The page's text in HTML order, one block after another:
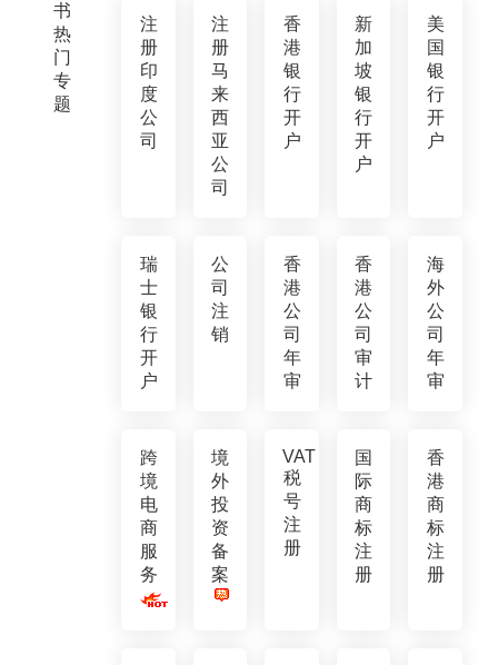
书
热
门
专
题
注
册
印
度
公
司
注
册
马
来
西
亚
公
司
香
港
银
行
开
户
新
加
坡
银
行
开
户
美
国
银
行
开
户
瑞
士
银
行
开
户
公
司
注
销
香
港
公
司
年
审
香
港
公
司
审
计
海
外
公
司
年
审
跨
境
电
商
服
务
境
外
投
资
备
案
VAT
税
号
注
册
国
际
商
标
注
册
香
港
商
标
注
册